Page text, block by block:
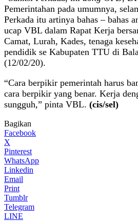
Pemerintahan pada umumnya,
Perkada itu artinya bahas – bahas
ucap VBL dalam Rapat Kerja
Camat, Lurah, Kades, tenaga
pendidik se Kabupaten TTU di
(12/02/20).
“Cara berpikir pemerintah harus
cara berpikir yang benar. Kerja
sungguh,” pinta VBL. (cis/sel)
Bagikan
Facebook
X
Pinterest
WhatsApp
Linkedin
Email
Print
Tumblr
Telegram
LINE